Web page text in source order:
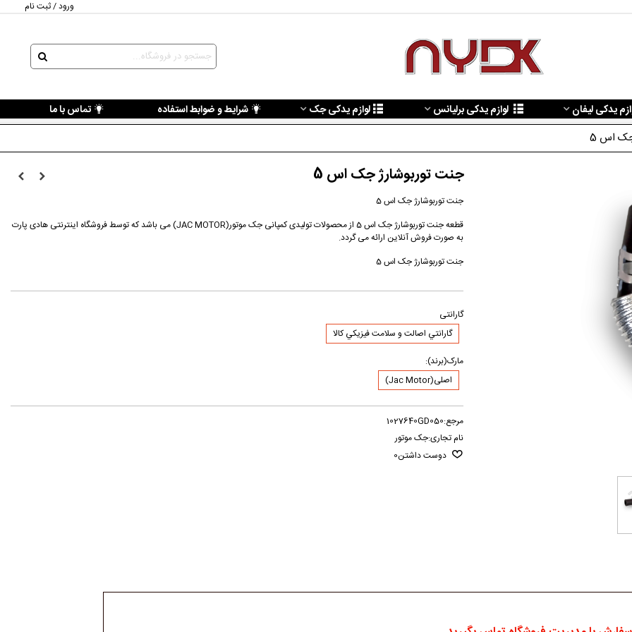
ورود / ثبت نام
یدکی لیفان لوازم یدکی برلیانس لوازم یدکی جک شرایط و ضوابط استفاده تماس با ما
اس 5
جنت توربوشارژ جک اس 5
جنت توربوشارژ جک اس 5
قطعه جنت توربوشارژ جک اس 5 از محصولات تولیدی کمپانی جک موتور(JAC MOTOR) می باشد که توسط فروشگاه اینترنتی هادی پارت
به صورت فروش آنلاین ارائه می گردد.
جنت توربوشارژ جک اس 5
گارانتی
گارانتي اصالت و سلامت فيزيکي کالا
مارک(برند):
اصلی(Jac Motor)
مرجع:1027640GD050
نام تجاری:جک موتور
دوست داشتن0